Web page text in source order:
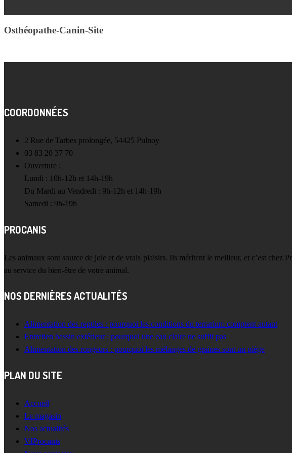
Osthéopathe-Canin-Site
COORDONNÉES
2 Rue de Tarbes prolongée, 54425 Pulnoy
03 83 20 37 70
Ouverture :
Lundi : 10h-12h et 14h-19h
Du Mardi au Vendredi : 9h-12h et 14h-19h
Samedi : 9h-19h
PROCANIS
Les animaux sont source de joie et de vrais plaisirs. Ils méritent le meilleur, et c’est chez
au service du bien-être de votre animal.
NOS DERNIÈRES ACTUALITÉS
Alimentation des reptiles : pourquoi les conditions du terrarium comptent autant
Entretien bassin extérieur : pourquoi une eau claire ne suffit pas
Alimentation des rongeurs : pourquoi les mélanges de graines sont un piège
PLAN DU SITE
Accueil
Le magasin
Nos actualités
VIProcanis